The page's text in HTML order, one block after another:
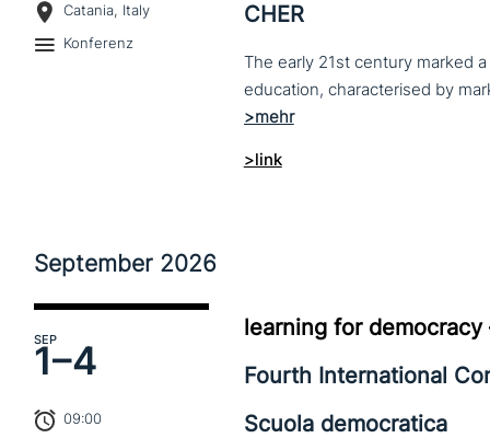
Catania, Italy
Konferenz
CHER
The early 21st century marked
>link
September 2026
SEP
1–4
09:00
learning for
Fourth International
Scuola democratica